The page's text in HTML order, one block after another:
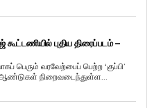
புதிய திரைப்படம் –
பெரும் வரவேற்பைப் பெற்ற ‘குப்பி’
ஆண்டுகள் நிறைவடைந்துள்ள...